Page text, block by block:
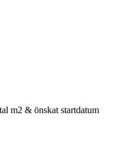
m2 & önskat startdatum